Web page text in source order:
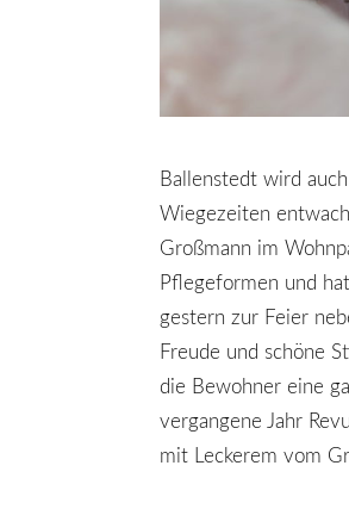
Ballenstedt wird
Wiegezeiten
Großmann im
Pflegeformen und
gestern zur Feier
Freude und schöne
die Bewohner eine
vergangene Jahr
mit Leckerem vom